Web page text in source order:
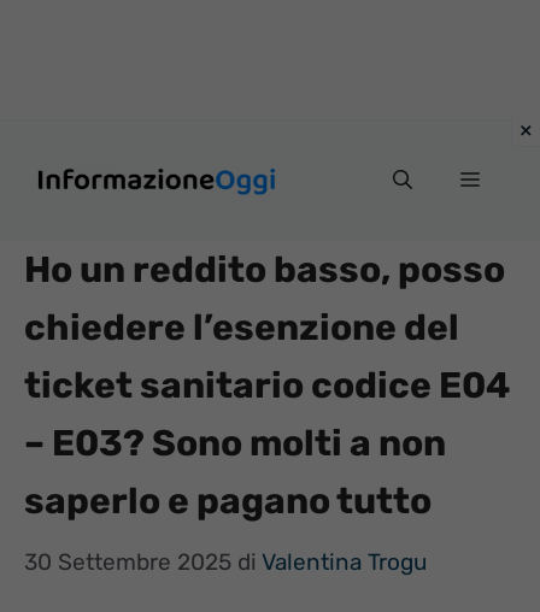
Menu
Ho un reddito basso, posso
chiedere l’esenzione del
ticket sanitario codice E04
– E03? Sono molti a non
saperlo e pagano tutto
30 Settembre 2025 di Valentina Trogu